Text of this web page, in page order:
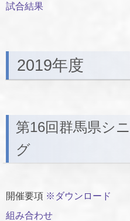
試合結果
2019年度
第16回群馬県シ
グ
開催要項 ※ダウンロード
組み合わせ